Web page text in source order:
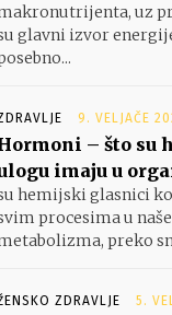
uz
glavni izvor
9. VELJAČE
– što su
imaju u
hemijski glasnici
procesima u
preko
ZDRAVLJE 5.